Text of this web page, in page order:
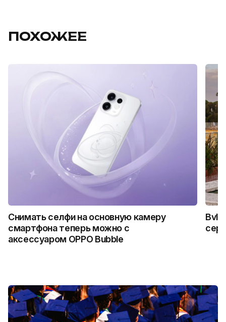
ПОХОЖЕЕ
Снимать селфи на основную камеру
смартфона теперь можно с
аксессуаром OPPO Bubble